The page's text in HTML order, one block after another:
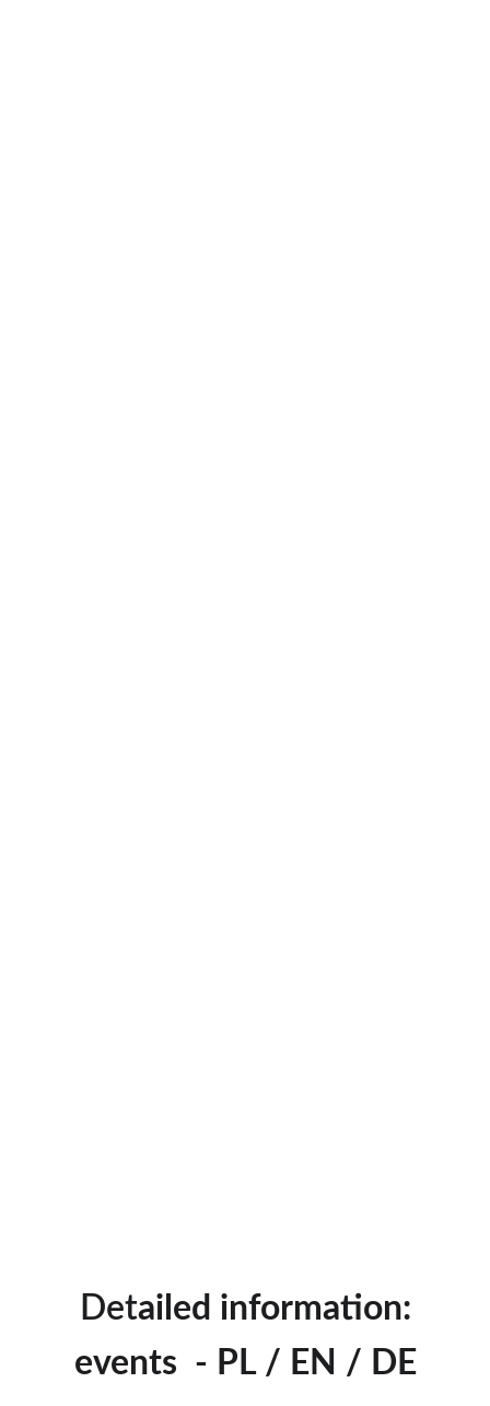
Detailed information:
events  - PL / EN / DE